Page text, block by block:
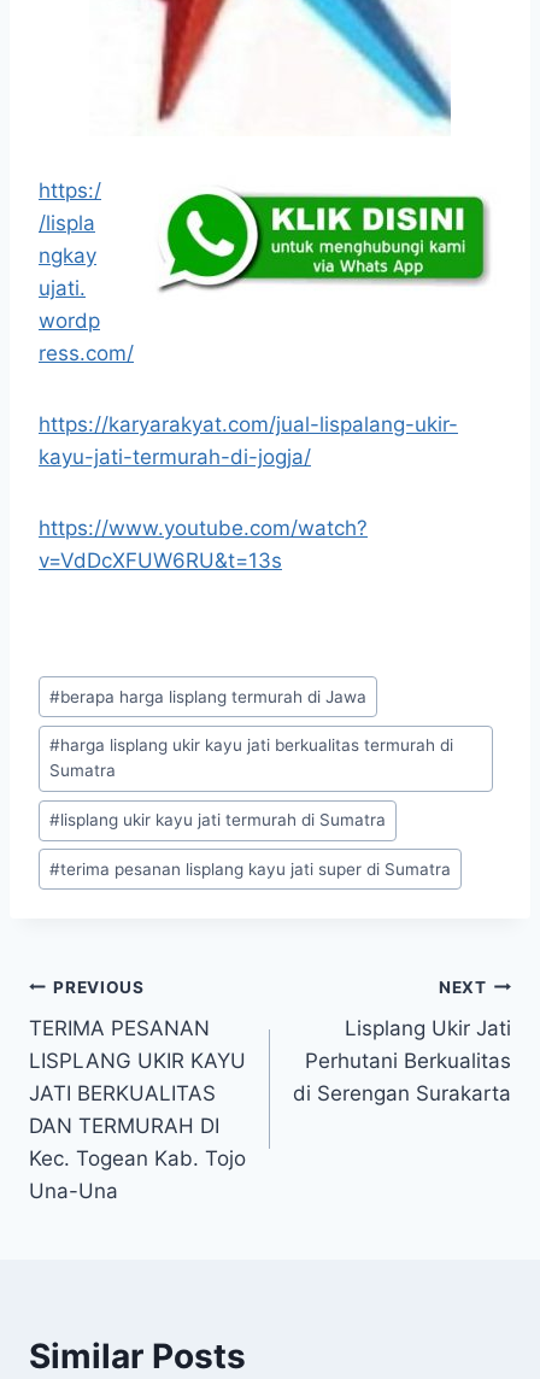
https:/
/lispla
ngkay
ujati.
wordp
ress.com/
https://karyarakyat.com/jual-lispalang-ukir-
kayu-jati-termurah-di-jogja/
https://www.youtube.com/watch?
v=VdDcXFUW6RU&t=13s
#berapa harga lisplang termurah di Jawa
#harga lisplang ukir kayu jati berkualitas termurah di
Sumatra
#lisplang ukir kayu jati termurah di Sumatra
#terima pesanan lisplang kayu jati super di Sumatra
PREVIOUS
TERIMA PESANAN
LISPLANG UKIR KAYU
JATI BERKUALITAS
DAN TERMURAH DI
Kec. Togean Kab. Tojo
Una-Una
NEXT
Lisplang Ukir Jati
Perhutani Berkualitas
di Serengan Surakarta
Similar Posts